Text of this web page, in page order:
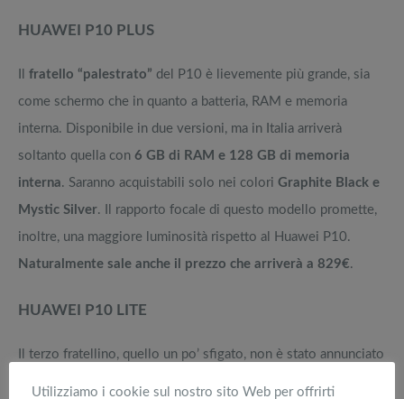
HUAWEI P10 PLUS
fratello “palestrato” del P10 è lievemente più grande, sia
come schermo che in quanto a batteria, RAM e memoria
interna. Disponibile in due versioni, ma in Italia arriverà
soltanto quella con 6 GB di RAM e 128 GB di memoria
interna. Saranno acquistabili solo nei colori Graphite Black e
Mystic Silver. Il rapporto focale di questo modello promette,
inoltre, una maggiore luminosità rispetto al Huawei P10.
Naturalmente sale anche il prezzo che arriverà a 829€.
HUAWEI P10 LITE
Il terzo fratellino, quello un po’ sfigato, non è stato annunciato
Utilizziamo i cookie sul nostro sito Web per offrirti